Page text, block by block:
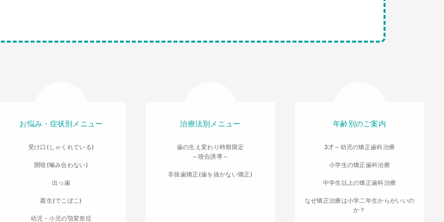
お悩み・症状別メニュー
受け口(しゃくれている)
開咬(噛み合わない)
出っ歯
叢生(でこぼこ)
幼児・小児の顎変形症
治療法別メニュー
歯の生え変わり時期限定
～咬合誘導～
非抜歯矯正(歯を抜かない矯正)
年齢別のご案内
3才～幼児の矯正歯科治療
小学生の矯正歯科治療
中学生以上の矯正歯科治療
なぜ矯正治療は小学二年生からがいいの
か？